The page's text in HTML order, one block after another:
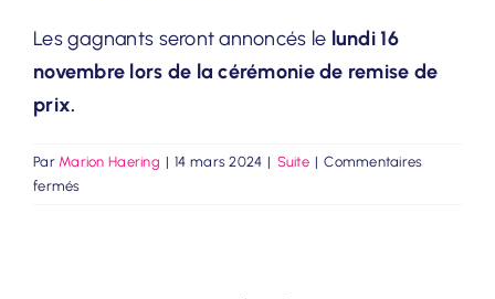
Les gagnants seront annoncés le lundi 16
novembre lors de la cérémonie de remise de
prix.
ParMarion Haering | 14 mars 2024 | Suite | Commentaires
ferméssur